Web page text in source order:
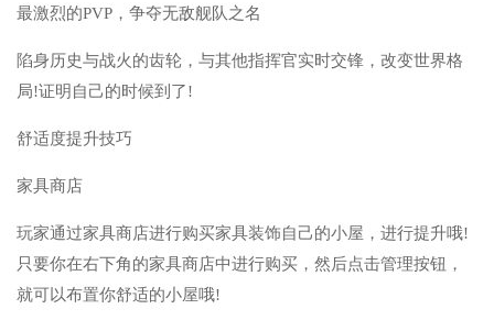
最激烈的PVP，争夺无敌舰队之名
陷身历史与战火的齿轮，与其他指挥官实时交锋，改变世界格
局!证明自己的时候到了!
舒适度提升技巧
家具商店
玩家通过家具商店进行购买家具装饰自己的小屋，进行提升哦!
只要你在右下角的家具商店中进行购买，然后点击管理按钮，
就可以布置你舒适的小屋哦!